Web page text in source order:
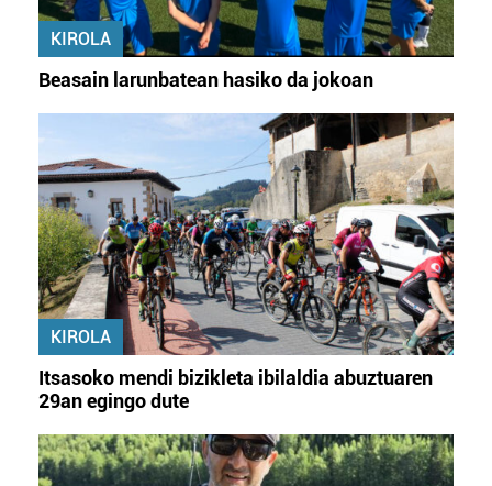
KIROLA
Beasain larunbatean hasiko da jokoan
KIROLA
Itsasoko mendi bizikleta ibilaldia abuztuaren
29an egingo dute